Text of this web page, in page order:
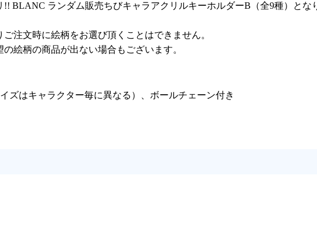
BLANC ランダム販売ちびキャラアクリルキーホルダーB（全9種）とな
注文時に絵柄をお選び頂くことはできません。
絵柄の商品が出ない場合もございます。
ズはキャラクター毎に異なる）、ボールチェーン付き